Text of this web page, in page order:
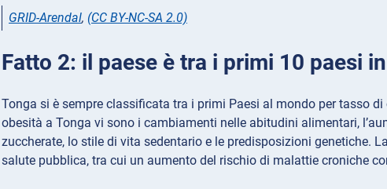
GRID-Arendal, (CC BY-NC-SA 2.0)
Fatto 2: il paese è tra i primi 10 paesi
Tonga si è sempre classificata tra i primi Paesi al mondo per tasso
obesità a Tonga vi sono i cambiamenti nelle abitudini alimentari,
zuccherate, lo stile di vita sedentario e le predisposizioni genetiche.
salute pubblica, tra cui un aumento del rischio di malattie croniche